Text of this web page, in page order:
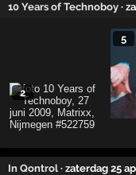
10 Years of Technoboy ·
2
5
In Qontrol · zaterdag 25